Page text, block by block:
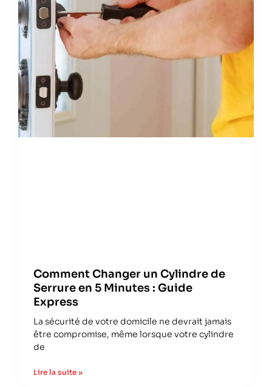
Comment Changer un Cylindre de
Serrure en 5 Minutes : Guide
Express
La sécurité de votre domicile ne devrait jamais
être compromise, même lorsque votre cylindre
de
Lire la suite »